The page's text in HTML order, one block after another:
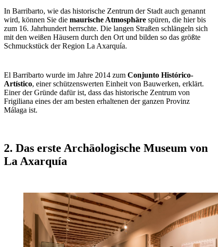
In Barribarto, wie das historische Zentrum der Stadt auch genannt
wird, können Sie die maurische Atmosphäre spüren, die hier bis
zum 16. Jahrhundert herrschte. Die langen Straßen schlängeln sich
mit den weißen Häusern durch den Ort und bilden so das größte
Schmuckstück der Region La Axarquía.
El Barribarto wurde im Jahre 2014 zum Conjunto Histórico-
Artístico, einer schützenswerten Einheit von Bauwerken, erklärt.
Einer der Gründe dafür ist, dass das historische Zentrum von
Frigiliana eines der am besten erhaltenen der ganzen Provinz
Málaga ist.
2. Das erste Archäologische Museum von
La Axarquía